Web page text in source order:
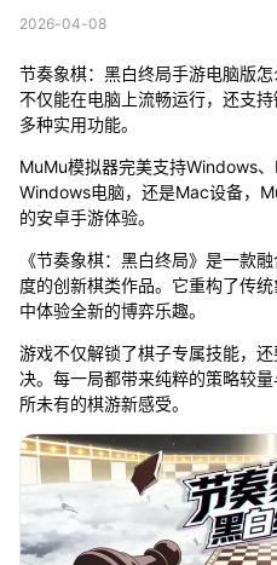
2026-04-08
节奏象棋：黑白终局手游电脑版
不仅能在电脑上流畅运行，还支
多种实用功能。
MuMu模拟器完美支持Windows
Windows电脑，还是Mac设备，
的安卓手游体验。
《节奏象棋：黑白终局》是一款
度的创新棋类作品。它重构了传
中体验全新的博弈乐趣。
游戏不仅解锁了棋子专属技能，
决。每一局都带来纯粹的策略较
所未有的棋游新感受。